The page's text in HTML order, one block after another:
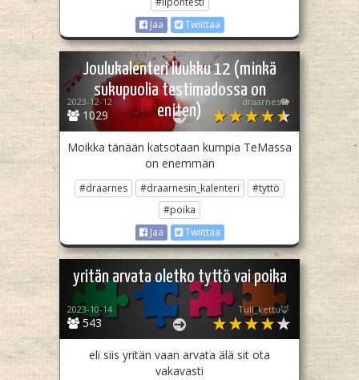
Jaa
Twiittaa
Joulukalenteri luukku 12 (minkä
sukupuolia testimadossa on
eniten)
1029
2023-12-12 draarnes🐘
Moikka tänään katsotaan kumpia TeMassa
on enemmän
#draarnes #draarnesin_kalenteri
#tyttö
#poika
Jaa
Twiittaa
yritän arvata oletko tyttö vai poika
543
2023-10-14 Tuli_kettu🦊
eli siis yritän vaan arvata älä sit ota
vakavasti